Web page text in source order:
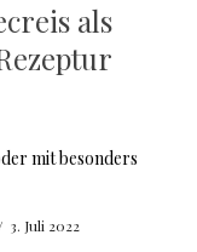
als
3. Juli 2022